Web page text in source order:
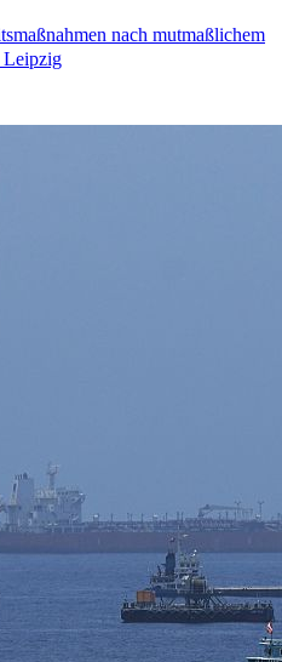
nach mutmaßlichem
Leipzig